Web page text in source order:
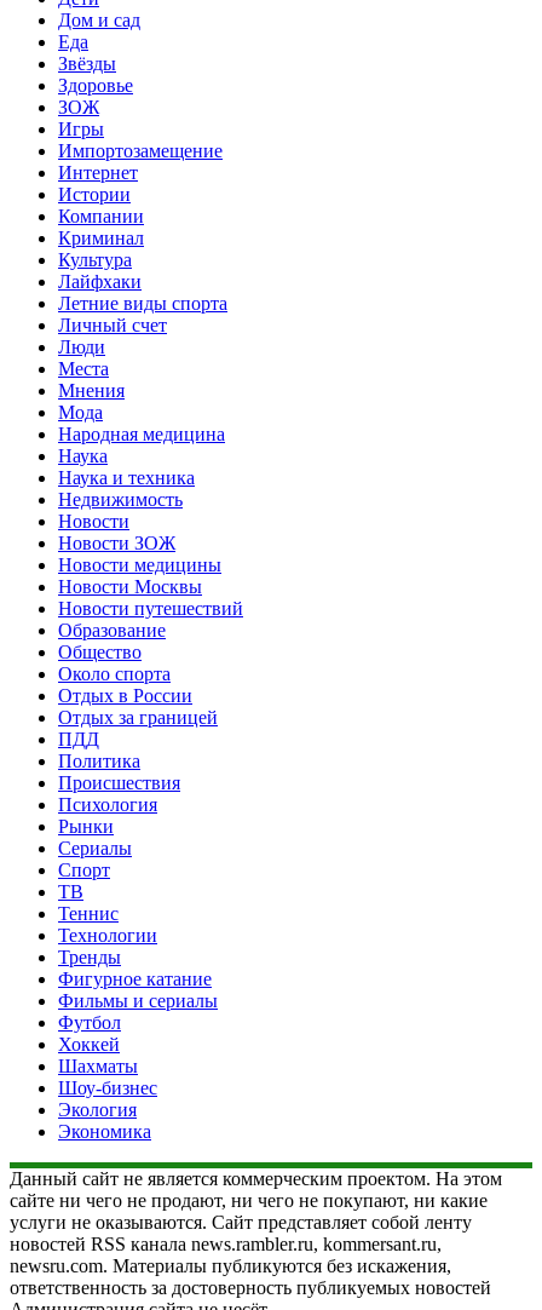
Дом и сад
Еда
Звёзды
Здоровье
ЗОЖ
Игры
Импортозамещение
Интернет
Истории
Компании
Криминал
Культура
Лайфхаки
Летние виды спорта
Личный счет
Люди
Места
Мнения
Мода
Народная медицина
Наука
Наука и техника
Недвижимость
Новости
Новости ЗОЖ
Новости медицины
Новости Москвы
Новости путешествий
Образование
Общество
Около спорта
Отдых в России
Отдых за границей
ПДД
Политика
Происшествия
Психология
Рынки
Сериалы
Спорт
ТВ
Теннис
Технологии
Тренды
Фигурное катание
Фильмы и сериалы
Футбол
Хоккей
Шахматы
Шоу-бизнес
Экология
Экономика
Данный сайт не является коммерческим проектом. На этом
сайте ни чего не продают, ни чего не покупают, ни какие
услуги не оказываются. Сайт представляет собой ленту
новостей RSS канала news.rambler.ru, kommersant.ru,
newsru.com. Материалы публикуются без искажения,
ответственность за достоверность публикуемых новостей